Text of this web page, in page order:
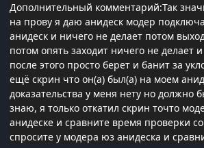
Дополнительный комментарий:Так
на прову я даю анидеск модер
анидеск и ничего не делает потом
потом опять заходит ничего не делает
после этого просто берет и банит за
ещё скрин что он(а) был(а) на моем
доказательства у меня нету но должно
знаю, я только откатил скрин точто
анидеске и сравните время проверки
спросите у модера юз анидеска и